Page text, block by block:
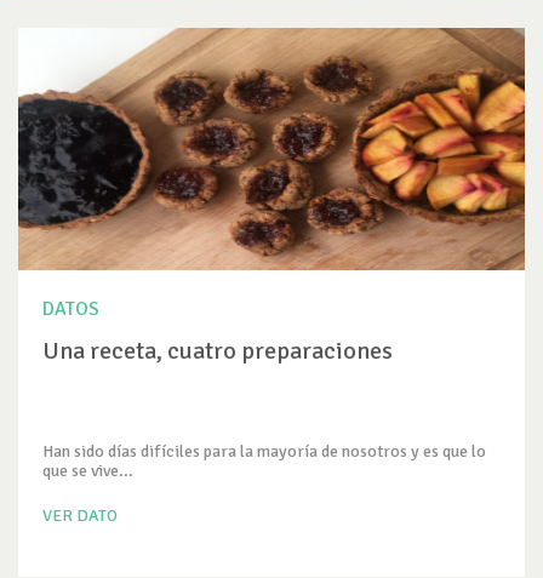
DATOS
Una receta, cuatro preparaciones
Han sido días difíciles para la mayoría de nosotros y es que lo
que se vive...
VER DATO